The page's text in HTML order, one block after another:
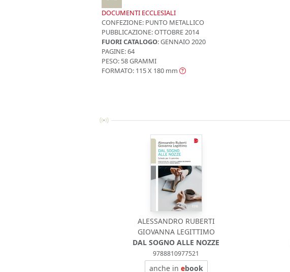
DOCUMENTI ECCLESIALI
CONFEZIONE: PUNTO METALLICO
PUBBLICAZIONE:OTTOBRE 2014
FUORI CATALOGO: GENNAIO 2020
PAGINE: 64
PESO: 58 GRAMMI
FORMATO: 115 X 180 mm
ALESSANDRO RUBERTI
GIOVANNA LEGITTIMO
DAL SOGNO ALLE NOZZE
9788810977521
anche in ebook